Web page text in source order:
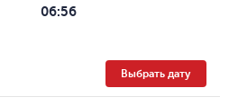
06:56
Выбрать дату